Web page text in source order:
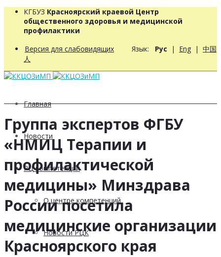
КГБУЗ Красноярский краевой Центр
общественного здоровья и медицинской
профилактики
Версия для слабовидящих Язык: Рус | Eng | 中国
人
Главная
Новости
РЦ компетенций
О центре компетенций
Новости РЦК
Группа экспертов ФГБУ
«НМИЦ Терапии и
профилактической
медицины» Минздрава
России посетила
медицинские организации
Красноярского края